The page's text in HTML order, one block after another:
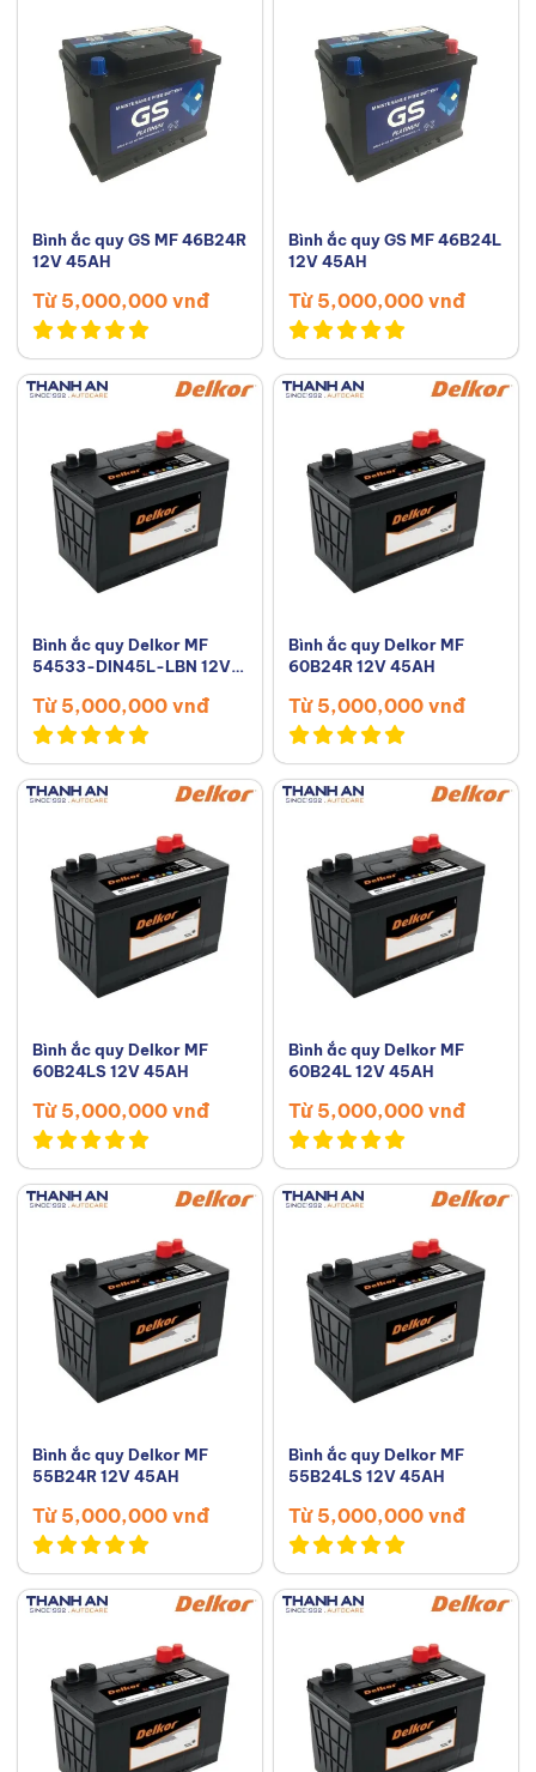
Bình ắc quy GS MF 46B24R
12V 45AH
Từ 5,000,000 vnđ
Bình ắc quy GS MF 46B24L
12V 45AH
Từ 5,000,000 vnđ
Bình ắc quy Delkor MF
54533-DIN45L-LBN 12V
Từ 5,000,000 vnđ
Bình ắc quy Delkor MF
60B24R 12V 45AH
Từ 5,000,000 vnđ
Bình ắc quy Delkor MF
60B24LS 12V 45AH
Từ 5,000,000 vnđ
Bình ắc quy Delkor MF
60B24L 12V 45AH
Từ 5,000,000 vnđ
Bình ắc quy Delkor MF
55B24R 12V 45AH
Từ 5,000,000 vnđ
Bình ắc quy Delkor MF
55B24LS 12V 45AH
Từ 5,000,000 vnđ